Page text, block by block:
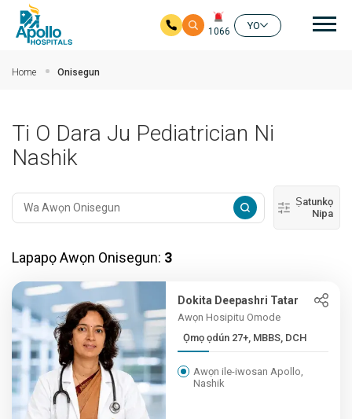
1066
YO
Home Onisegun
Ti O Dara Ju Pediatrician Ni
Nashik
Ṣatunkọ
Nipa
Lapapọ Awọn Onisegun: 3
Dokita Deepashri Tatar
Awọn Hosipitu Omode
Ọmọ ọdún 27+, MBBS, DCH
Awọn ile-iwosan Apollo,
Nashik